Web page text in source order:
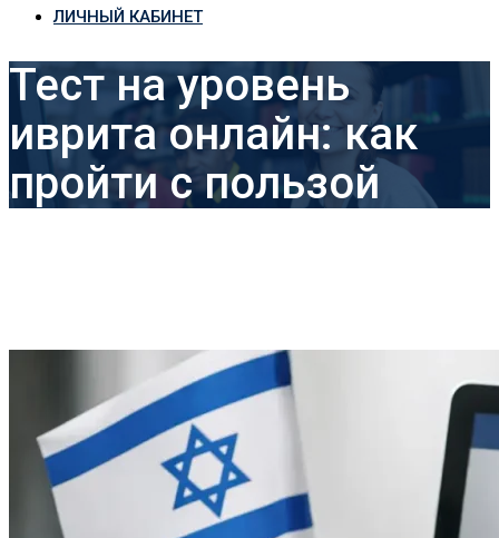
ЛИЧНЫЙ КАБИНЕТ
Тест на уровень
иврита онлайн: как
пройти с пользой